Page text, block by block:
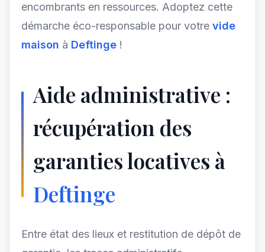
encombrants en ressources. Adoptez cette
démarche éco-responsable pour votre vide
maison à Deftinge !
Aide administrative :
récupération des
garanties locatives à
Deftinge
Entre état des lieux et restitution de dépôt de